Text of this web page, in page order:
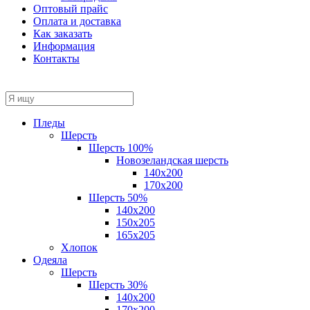
Оптовый прайс
Оплата и доставка
Как заказать
Информация
Контакты
Пледы
Шерсть
Шерсть 100%
Новозеландская шерсть
140х200
170x200
Шерсть 50%
140x200
150х205
165х205
Хлопок
Одеяла
Шерсть
Шерсть 30%
140х200